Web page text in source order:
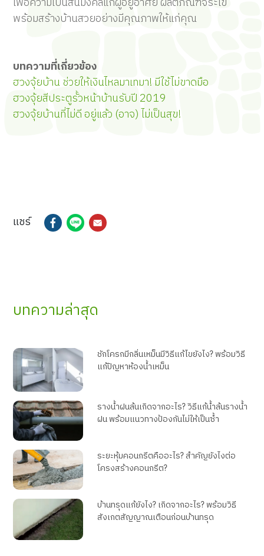
พร้อมสร้างบ้านสวยอย่างมีคุณภาพให้แก่คุณ
บทความที่เกี่ยวข้อง
ฮวงจุ้ยบ้าน ช่วยให้เงินไหลมาเทมา! มีใช้ไม่ขาดมือ
ฮวงจุ้ยสีประตูรั้วหน้าบ้านรับปี 2019
ฮวงจุ้ยบ้านที่ไม่ดี อยู่แล้ว (อาจ) ไม่เป็นสุข!
แชร์
บทความล่าสุด
ชักโครกมีกลิ่นเหม็นมีวิธีแก้ไขยังไง? พร้อมวิธี
แก้ปัญหาห้องน้ำเหม็น
รางน้ำฝนล้นเกิดจากอะไร? วิธีแก้น้ำล้นรางน้ำ
ฝน พร้อมแนวทางป้องกันไม่ให้เป็นซ้ำ
ระยะหุ้มคอนกรีตคืออะไร? สำคัญยังไงต่อ
โครงสร้างคอนกรีต?
บ้านทรุดแก้ยังไง? เกิดจากอะไร? พร้อมวิธี
สังเกตสัญญาณเตือนก่อนบ้านทรุด